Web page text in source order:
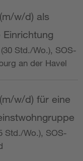
w/d) als
Std./Wo.), SOS-
an der Havel
w/d) für eine
Std./Wo.), SOS-